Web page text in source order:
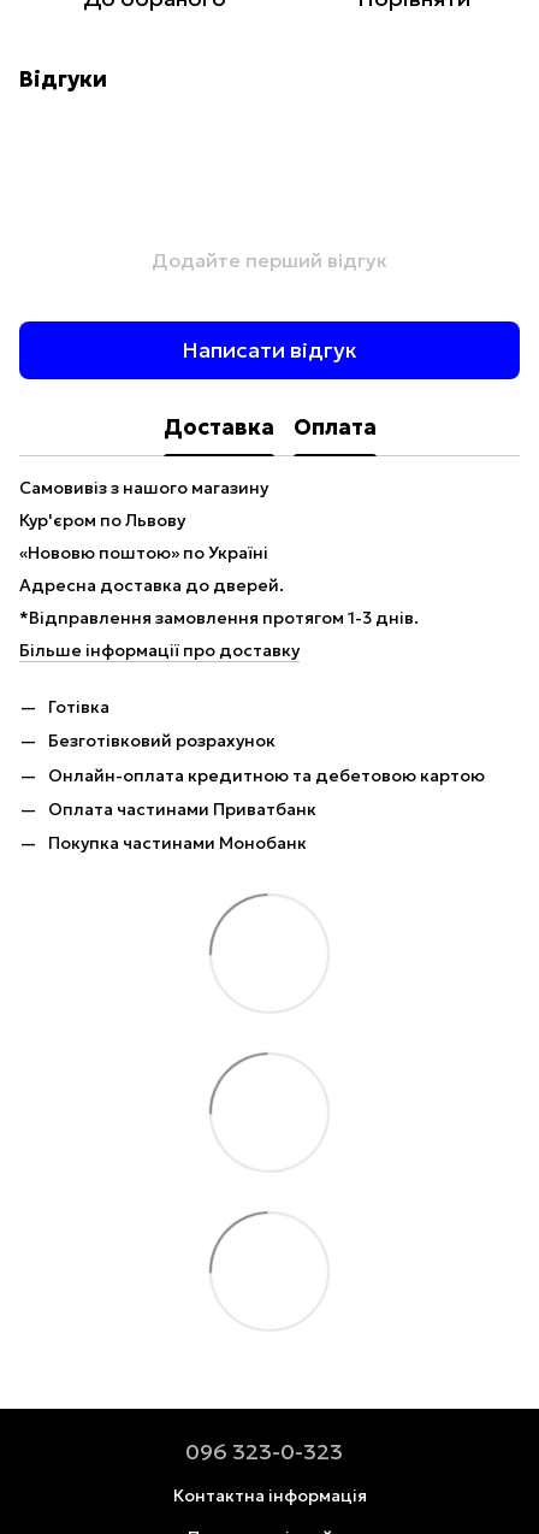
Відгуки
Додайте перший відгук
Написати відгук
Доставка Оплата
Самовивіз з нашого магазину
Кур'єром по Львову
«Нововю поштою» по Україні
Адресна доставка до дверей.
*Відправлення замовлення протягом 1-3 днів.
Більше інформації про доставку
Готівка
Безготівковий розрахунок
Онлайн-оплата кредитною та дебетовою картою
Оплата частинами Приватбанк
Покупка частинами Монобанк
096 323-0-323
Контактна інформація